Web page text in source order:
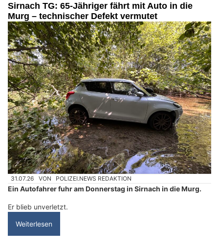
Sirnach TG: 65-Jähriger fährt mit Auto in die
Murg – technischer Defekt vermutet
31.07.26 VON POLIZEI.NEWS REDAKTION
Ein Autofahrer fuhr am Donnerstag in Sirnach in die Murg.
Er blieb unverletzt.
Weiterlesen